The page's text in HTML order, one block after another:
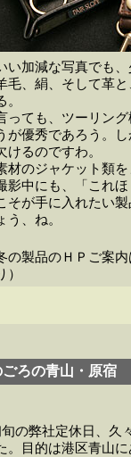
い加減な写真でも
毛、絹、そして革
。
っても、ツーリン
が優秀であろう。
けるのですわ。
材のジャケット類
影中にも、「これ
そが手に入れたい
う、ね。
の製品のＨＰご案
）
ごろの青山・原宿
旬の弊社定休日、久
。目的は港区青山